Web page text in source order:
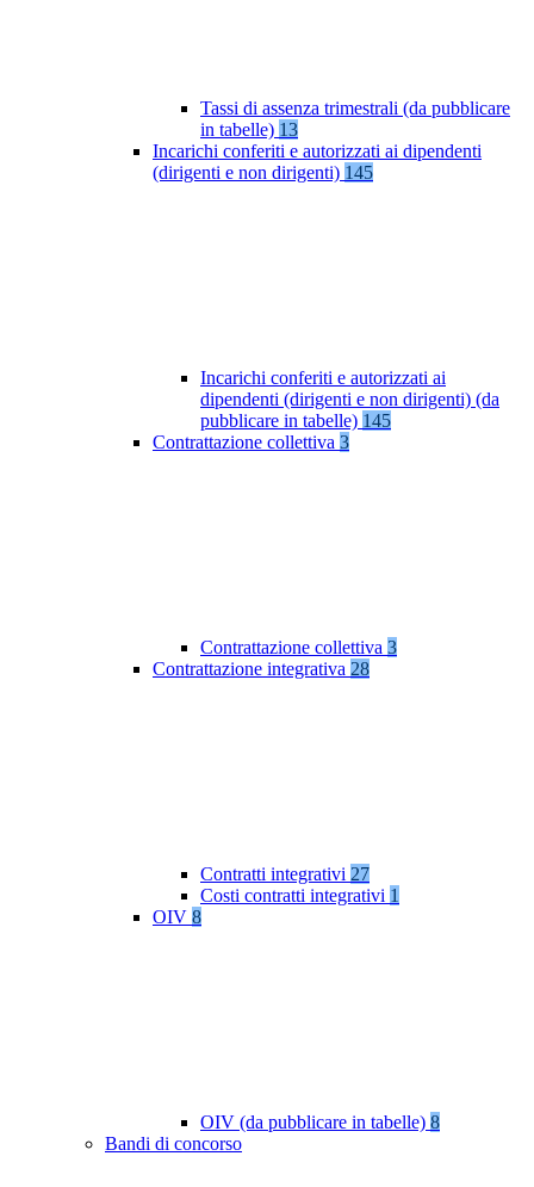
Tassi di assenza trimestrali (da pubblicare
in tabelle) 13
Incarichi conferiti e autorizzati ai dipendenti
(dirigenti e non dirigenti) 145
Incarichi conferiti e autorizzati ai
dipendenti (dirigenti e non dirigenti) (da
pubblicare in tabelle) 145
Contrattazione collettiva 3
Contrattazione collettiva 3
Contrattazione integrativa 28
Contratti integrativi 27
Costi contratti integrativi 1
OIV 8
OIV (da pubblicare in tabelle) 8
Bandi di concorso